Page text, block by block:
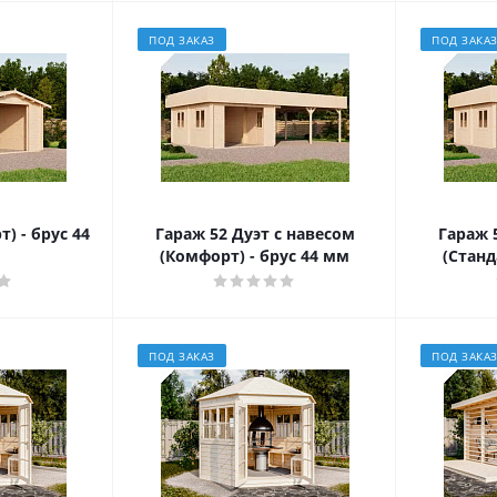
- брус 44
ПОД ЗАКАЗ
Гараж 52 Дуэт с навесом
(Комфорт) - брус 44 мм
ПОД ЗАКАЗ
Гараж
ПОД ЗАКАЗ ПОД ЗАКАЗ